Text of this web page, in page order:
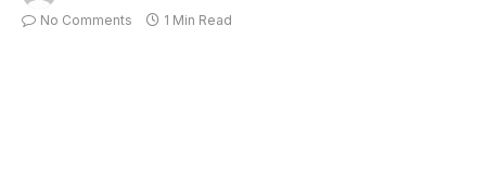
No Comments 1 Min Read